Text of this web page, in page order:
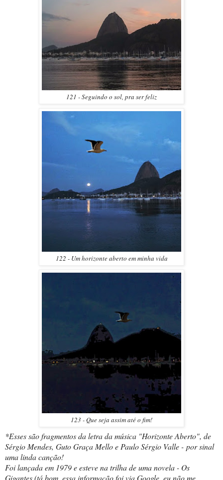
121 - Seguindo o sol, pra ser feliz
122 - Um horizonte aberto em minha vida
123 - Que seja assim até o fim!
*Esses são fragmentos da letra da música "Horizonte Aberto", de
Sérgio Mendes, Guto Graça Mello e Paulo Sérgio Valle - por sinal
uma linda canção!
Foi lançada em 1979 e esteve na trilha de uma novela - Os
Gigantes (tá bom, essa informação foi via Google, eu não me